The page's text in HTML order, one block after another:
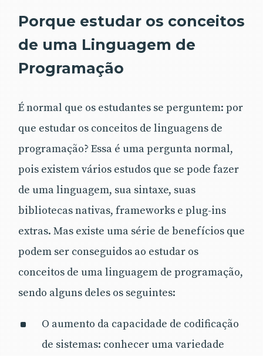
Porque estudar os conceitos
de uma Linguagem de
Programação
É normal que os estudantes se perguntem: por
que estudar os conceitos de linguagens de
programação? Essa é uma pergunta normal,
pois existem vários estudos que se pode fazer
de uma linguagem, sua sintaxe, suas
bibliotecas nativas, frameworks e plug-ins
extras. Mas existe uma série de benefícios que
podem ser conseguidos ao estudar os
conceitos de uma linguagem de programação,
sendo alguns deles os seguintes:
O aumento da capacidade de codificação
de sistemas: conhecer uma variedade